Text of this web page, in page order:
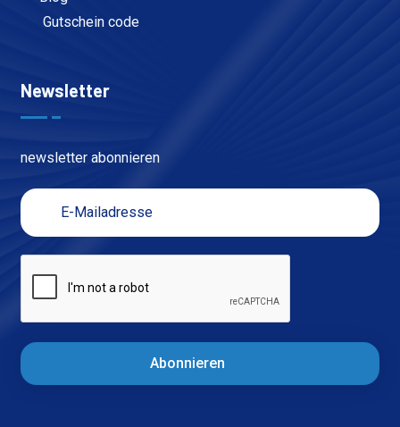
Gutschein code
Newsletter
newsletter abonnieren
Abonnieren